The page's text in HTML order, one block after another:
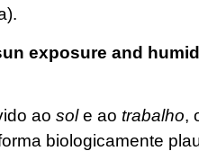
exposure and
ao sole ao trabalho,
biologicamente